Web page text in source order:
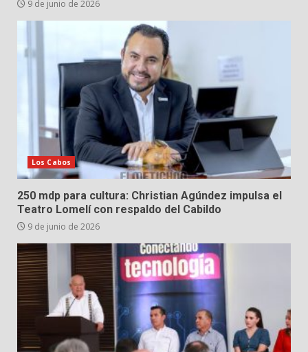
9 de junio de 2026
Los Cabos
250 mdp para cultura: Christian Agúndez impulsa el
Teatro Lomelí con respaldo del Cabildo
9 de junio de 2026